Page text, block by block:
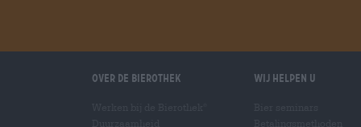
Over de Bierothek Wij helpen u